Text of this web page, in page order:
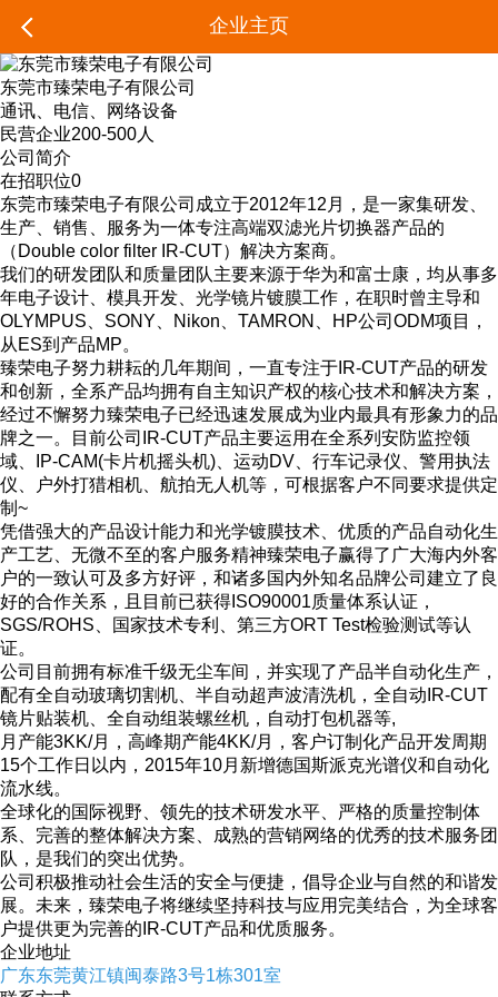
企业主页
东莞市臻荣电子有限公司
通讯、电信、网络设备
民营企业200-500人
公司简介
在招职位0
东莞市臻荣电子有限公司成立于2012年12月，是一家集研发、
生产、销售、服务为一体专注高端双滤光片切换器产品的
（Double color filter IR-CUT）解决方案商。
我们的研发团队和质量团队主要来源于华为和富士康，均从事多
年电子设计、模具开发、光学镜片镀膜工作，在职时曾主导和
OLYMPUS、SONY、Nikon、TAMRON、HP公司ODM项目，
从ES到产品MP。
臻荣电子努力耕耘的几年期间，一直专注于IR-CUT产品的研发
和创新，全系产品均拥有自主知识产权的核心技术和解决方案，
经过不懈努力臻荣电子已经迅速发展成为业内最具有形象力的品
牌之一。目前公司IR-CUT产品主要运用在全系列安防监控领
域、IP-CAM(卡片机摇头机)、运动DV、行车记录仪、警用执法
仪、户外打猎相机、航拍无人机等，可根据客户不同要求提供定
制~
凭借强大的产品设计能力和光学镀膜技术、优质的产品自动化生
产工艺、无微不至的客户服务精神臻荣电子赢得了广大海内外客
户的一致认可及多方好评，和诸多国内外知名品牌公司建立了良
好的合作关系，且目前已获得ISO90001质量体系认证，
SGS/ROHS、国家技术专利、第三方ORT Test检验测试等认
证。
公司目前拥有标准千级无尘车间，并实现了产品半自动化生产，
配有全自动玻璃切割机、半自动超声波清洗机，全自动IR-CUT
镜片贴装机、全自动组装螺丝机，自动打包机器等,
月产能3KK/月，高峰期产能4KK/月，客户订制化产品开发周期
15个工作日以内，2015年10月新增德国斯派克光谱仪和自动化
流水线。
全球化的国际视野、领先的技术研发水平、严格的质量控制体
系、完善的整体解决方案、成熟的营销网络的优秀的技术服务团
队，是我们的突出优势。
公司积极推动社会生活的安全与便捷，倡导企业与自然的和谐发
展。未来，臻荣电子将继续坚持科技与应用完美结合，为全球客
户提供更为完善的IR-CUT产品和优质服务。
企业地址
广东东莞黄江镇闽泰路3号1栋301室